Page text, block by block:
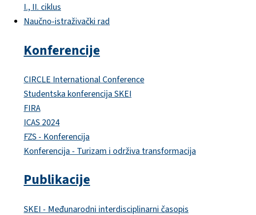
I., II. ciklus
Naučno-istraživački rad
Konferencije
CIRCLE International Conference
Studentska konferencija SKEI
FIRA
ICAS 2024
FZS - Konferencija
Konferencija - Turizam i održiva transformacija
Publikacije
SKEI - Međunarodni interdisciplinarni časopis